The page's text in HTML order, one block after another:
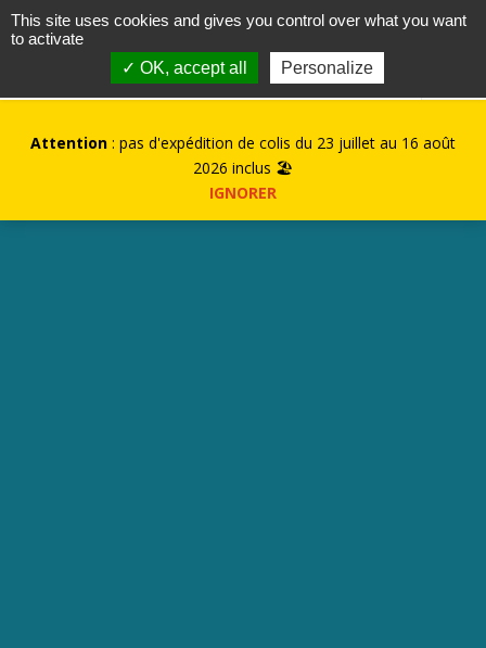
contact@kurioz.org
Attention : pas d'expédition de colis du 23 juillet au 16 août
2026 inclus 🏖️
IGNORER
This site uses cookies and gives you control over what you want
to activate
✓ OK, accept all
Personalize